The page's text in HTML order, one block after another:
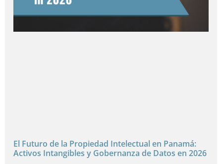
El Futuro de la Propiedad Intelectual en Panamá:
Activos Intangibles y Gobernanza de Datos en 2026